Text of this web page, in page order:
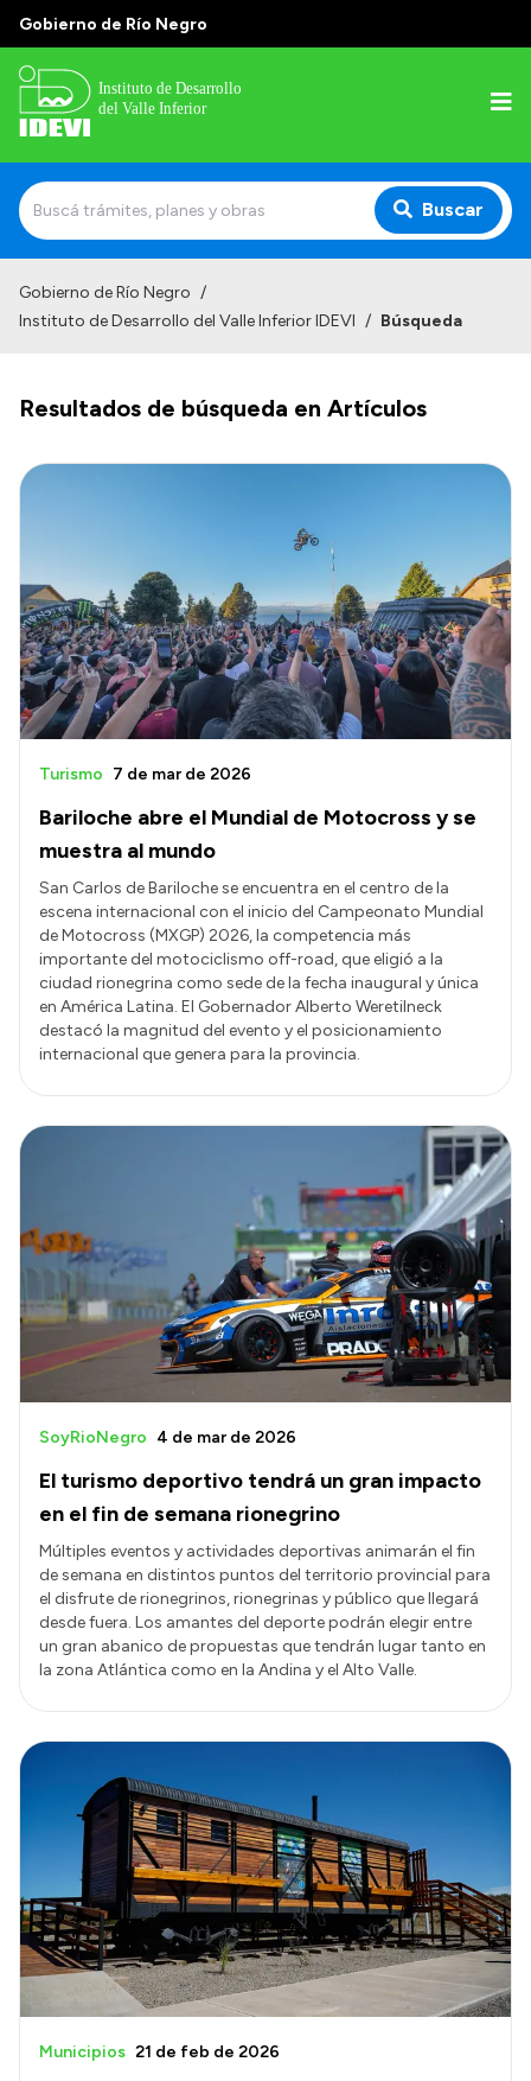
Gobierno de Río Negro
Buscar
Normativa
Gobierno de Río Negro /
Instituto de Desarrollo del Valle Inferior IDEVI / Búsqueda
Resultados de búsqueda en Artículos
Bariloche abre el Mundial de Motocross y se
muestra al mundo
Turismo 7 de mar de 2026
San Carlos de Bariloche se encuentra en el centro de la
escena internacional con el inicio del Campeonato Mundial
de Motocross (MXGP) 2026, la competencia más
importante del motociclismo off-road, que eligió a la
ciudad rionegrina como sede de la fecha inaugural y única
en América Latina. El Gobernador Alberto Weretilneck
destacó la magnitud del evento y el posicionamiento
internacional que genera para la provincia.
El turismo deportivo tendrá un gran impacto
en el fin de semana rionegrino
SoyRioNegro 4 de mar de 2026
Múltiples eventos y actividades deportivas animarán el fin
de semana en distintos puntos del territorio provincial para
el disfrute de rionegrinos, rionegrinas y público que llegará
desde fuera. Los amantes del deporte podrán elegir entre
un gran abanico de propuestas que tendrán lugar tanto en
la zona Atlántica como en la Andina y el Alto Valle.
Municipios 21 de feb de 2026